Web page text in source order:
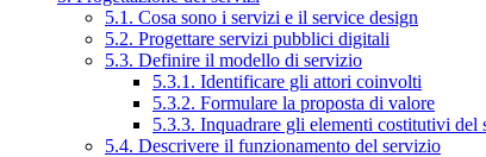
5.1. Cosa sono i servizi e il service design
5.2. Progettare servizi pubblici digitali
5.3. Definire il modello di servizio
5.3.1. Identificare gli attori coinvolti
5.3.2. Formulare la proposta di valore
5.3.3. Inquadrare gli elementi costitutivi del
5.4. Descrivere il funzionamento del servizio